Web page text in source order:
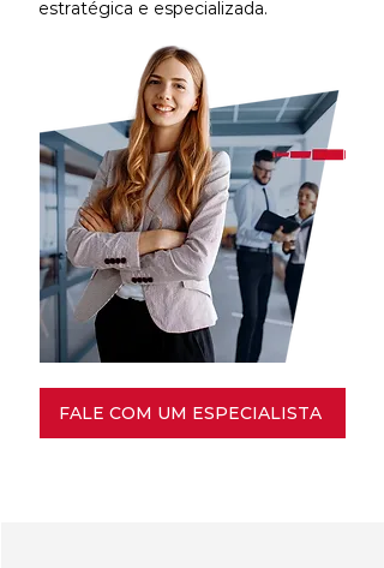
estratégica e especializada.
FALE COM UM ESPECIALISTA